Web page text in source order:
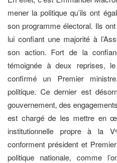
mener la politique qu’ils ont
son programme électoral. Ils
lui confiant une majorité à
son action. Fort de la
témoignée à deux reprises,
confirmé un Premier
politique. Ce dernier est
gouvernement, des
est chargé de les mettre en
institutionnelle propre à la Ve
conforment président et
politique nationale, comme